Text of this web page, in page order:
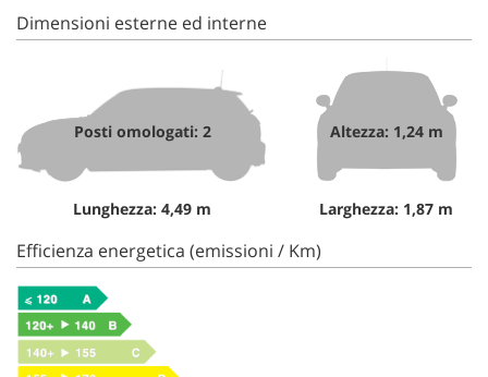
Dimensioni esterne ed interne
Posti omologati: 2
Lunghezza: 4,49 m
Altezza: 1,24 m
Larghezza: 1,87 m
Efficienza energetica (emissioni / Km)